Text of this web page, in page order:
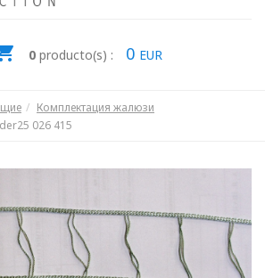
0 producto(s) : 0 EUR
Комплектация жалюзи
026 415